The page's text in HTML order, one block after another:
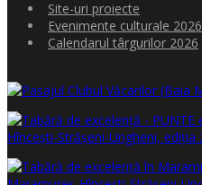
Site-uri proiecte
Evenimente culturale 2026
Calendarul târgurilor 2026